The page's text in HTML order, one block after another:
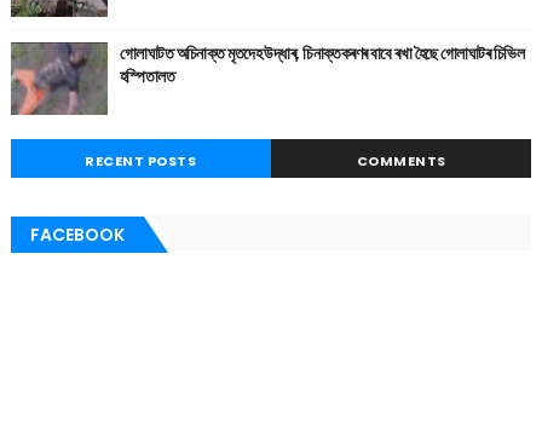
গোলাঘাটত অচিনাক্ত মৃতদেহ উদ্ধাৰ, চিনাক্তকৰণৰ বাবে ৰখা হৈছে গোলাঘাটৰ চিভিল
হস্পিতালত
RECENT POSTS COMMENTS
FACEBOOK